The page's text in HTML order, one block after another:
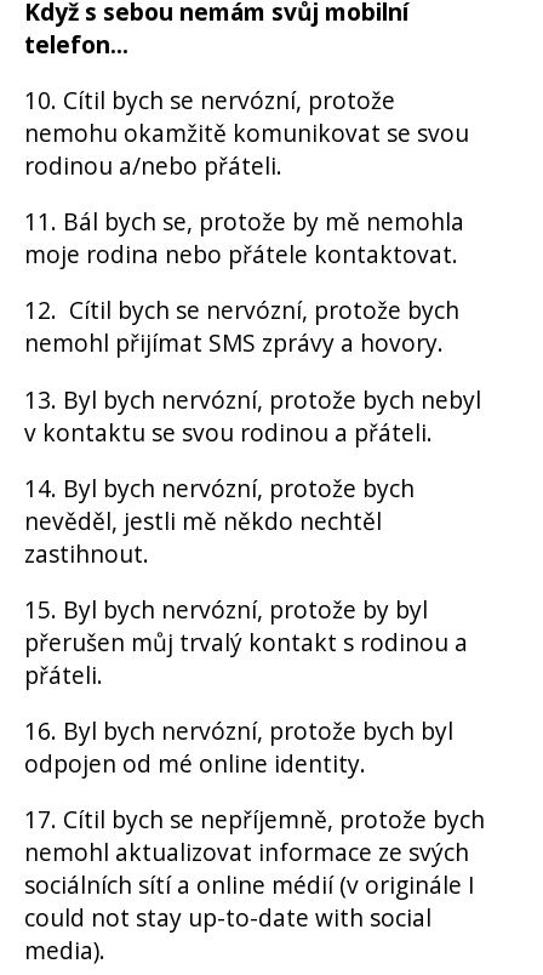
Když s sebou nemám svůj mobilní
telefon...
10. Cítil bych se nervózní, protože
nemohu okamžitě komunikovat se svou
rodinou a/nebo přáteli.
11. Bál bych se, protože by mě nemohla
moje rodina nebo přátele kontaktovat.
12. Cítil bych se nervózní, protože bych
nemohl přijímat SMS zprávy a hovory.
13. Byl bych nervózní, protože bych nebyl
v kontaktu se svou rodinou a přáteli.
14. Byl bych nervózní, protože bych
nevěděl, jestli mě někdo nechtěl
zastihnout.
15. Byl bych nervózní, protože by byl
přerušen můj trvalý kontakt s rodinou a
přáteli.
16. Byl bych nervózní, protože bych byl
odpojen od mé online identity.
17. Cítil bych se nepříjemně, protože bych
nemohl aktualizovat informace ze svých
sociálních sítí a online médií (v originále I
could not stay up-to-date with social
media).